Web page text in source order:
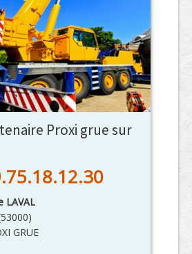
Proxi grue sur
LAVAL
53000)
GRUE